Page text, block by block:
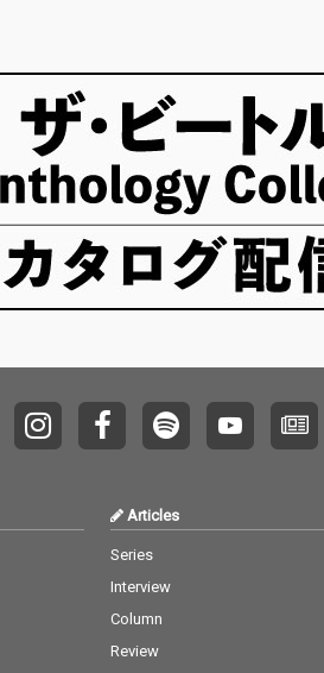
Articles
Series
Interview
Column
Review